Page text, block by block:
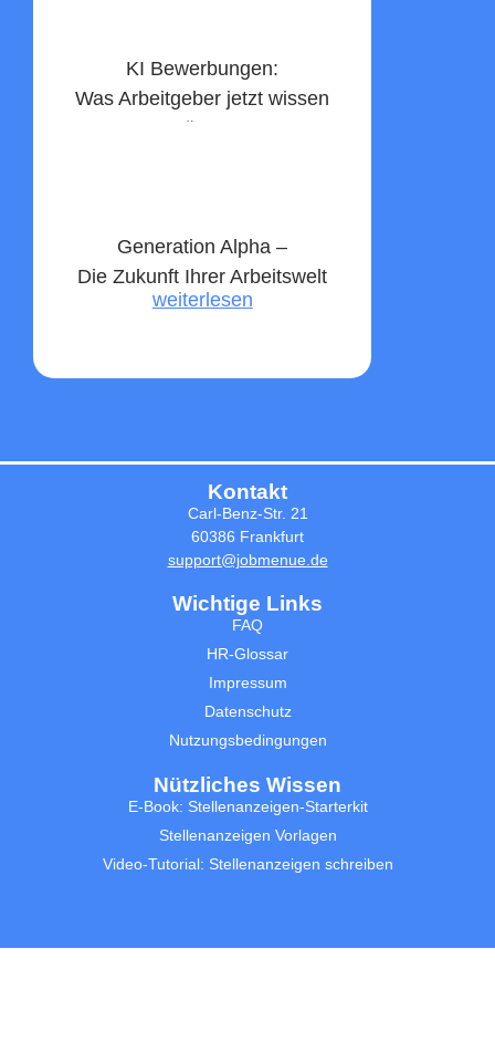
KI Bewerbungen:
Was Arbeitgeber jetzt wissen
müssen
Generation Alpha –
Die Zukunft Ihrer Arbeitswelt
weiterlesen
Kontakt
Carl-Benz-Str. 21
60386 Frankfurt
support@jobmenue.de
Wichtige Links
FAQ
HR-Glossar
Impressum
Datenschutz
Nutzungsbedingungen
Nützliches Wissen
E-Book: Stellenanzeigen-Starterkit
Stellenanzeigen Vorlagen
Video-Tutorial: Stellenanzeigen schreiben